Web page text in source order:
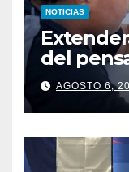
NOTICIAS
del
en las
AGOSTO 6,